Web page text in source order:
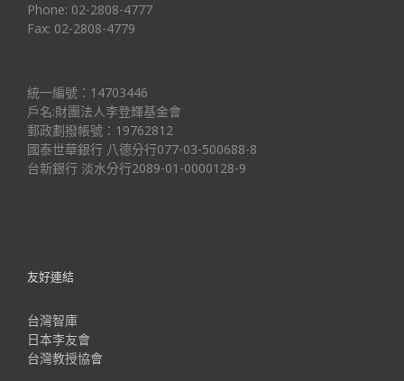
Phone: 02-2808-4777
Fax: 02-2808-4779
統一編號：14703446
戶名:財團法人李登輝基金會
郵政劃撥帳號：19762812
國泰世華銀行 八德分行077-03-500688-8
台新銀行 淡水分行2089-01-0000128-9
友好連結
台灣智庫
日本李友會
台灣教授協會